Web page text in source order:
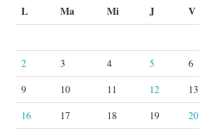
L Ma Mi J V
2
3 4 5 6
9
10 11 12 13
16
17 18 19 20